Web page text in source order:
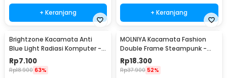
+ Keranjang + Keranjang
Brightzone Kacamata Anti
Blue Light Radiasi Komputer -
E27
Rp7.100
Rp18.900 63%
MOLNIYA Kacamata Fashion
Double Frame Steampunk -
NE60
Rp18.300
Rp37.900 52%